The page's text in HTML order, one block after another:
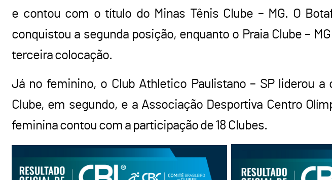
e contou com o título do Minas Tênis Clube – MG. O
conquistou a segunda posição, enquanto o Praia Clube –
terceira colocação.
Já no feminino, o Club Athletico Paulistano – SP liderou a
Clube, em segundo, e a Associação Desportiva Centro
feminina contou com a participação de 18 Clubes.